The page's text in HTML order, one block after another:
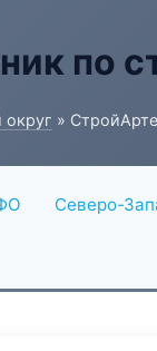
по
»
Северо-